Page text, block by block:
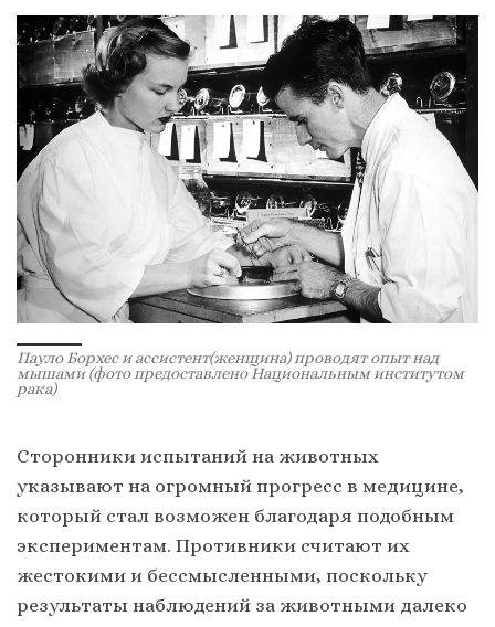
Пауло Борхес и ассистент(женщина) проводят опыт над
мышами (фото предоставлено Национальным институтом
рака)
Сторонники испытаний на животных
указывают на огромный прогресс в медицине,
который стал возможен благодаря подобным
экспериментам. Противники считают их
жестокими и бессмысленными, поскольку
результаты наблюдений за животными далеко